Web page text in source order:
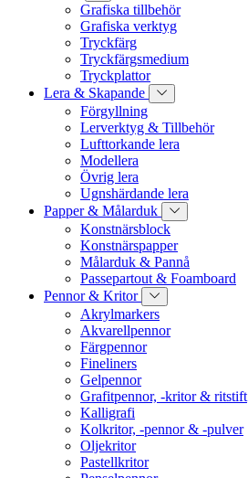
Grafiska tillbehör
Grafiska verktyg
Tryckfärg
Tryckfärgsmedium
Tryckplattor
Lera & Skapande
Förgyllning
Lerverktyg & Tillbehör
Lufttorkande lera
Modellera
Övrig lera
Ugnshärdande lera
Papper & Målarduk
Konstnärsblock
Konstnärspapper
Målarduk & Pannå
Passepartout & Foamboard
Pennor & Kritor
Akrylmarkers
Akvarellpennor
Färgpennor
Fineliners
Gelpennor
Grafitpennor, -kritor & ritstift
Kalligrafi
Kolkritor, -pennor & -pulver
Oljekritor
Pastellkritor